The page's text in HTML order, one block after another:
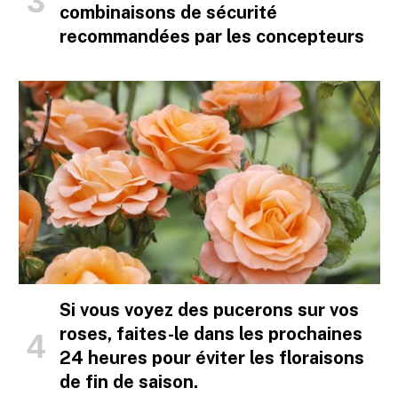
combinaisons de sécurité
recommandées par les concepteurs
Si vous voyez des pucerons sur vos
roses, faites-le dans les prochaines
24 heures pour éviter les floraisons
de fin de saison.